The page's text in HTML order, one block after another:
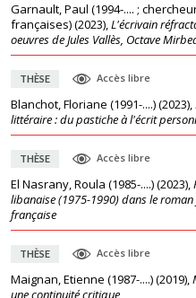
Garnault, Paul (1994-.... ;
françaises)(2023),L'écrivain
oeuvres de Jules Vallès, Octave
THÈSE Accès libre
Blanchot, Floriane (1991-....)(2023),
littéraire : du pastiche à l'écrit
THÈSE Accès libre
El Nasrany, Roula (1985-....)(2023),
libanaise (1975-1990) dans le
française
THÈSE Accès libre
Maignan, Etienne (1987-....)(2019),
une continuité critique